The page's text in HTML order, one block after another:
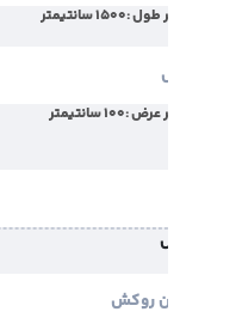
سانتیمتر
سانتیمتر